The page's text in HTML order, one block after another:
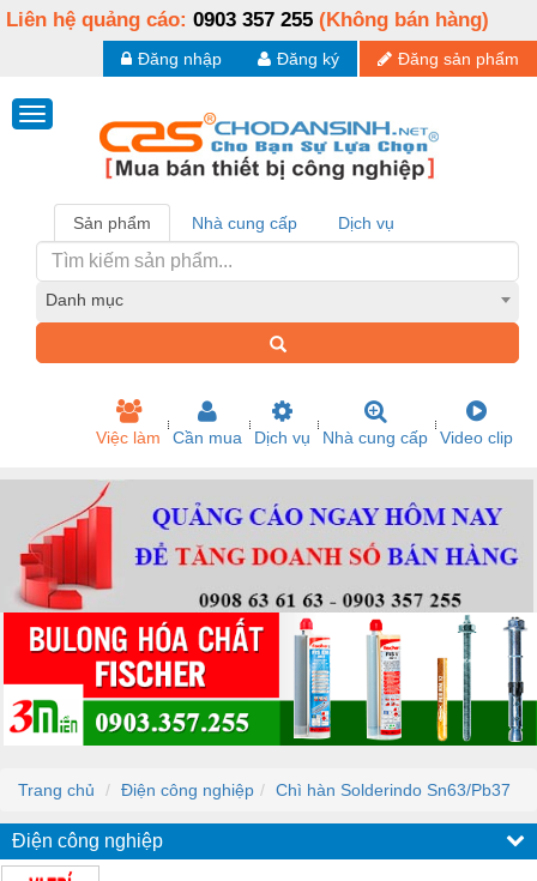
Liên hệ quảng cáo: 0903 357 255 (Không bán hàng)
Đăng sản phẩm
Đăng ký
Đăng nhập
Sản phẩm Nhà cung cấp Dịch vụ
Danh mục
Việc làm Cần mua Dịch vụ Nhà cung cấp Video clip
Trang chủ Điện công nghiệp Chì hàn Solderindo Sn63/Pb37
Điện công nghiệp